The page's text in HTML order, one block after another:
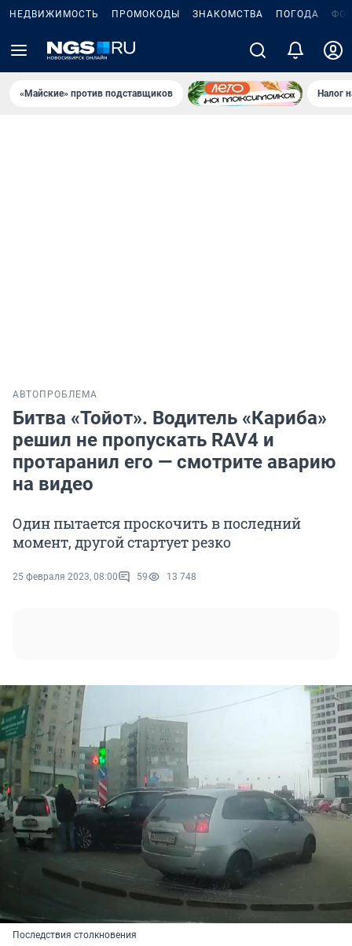
НЕДВИЖИМОСТЬ ПРОМОКОДЫ ЗНАКОМСТВА ПОГОДА
«Майские» против подставщиков Налог
АВТО ПРОБЛЕМА
Битва «Тойот». Водитель «Кариба»
решил не пропускать RAV4 и
протаранил его — смотрите аварию
на видео
Один пытается проскочить в последний
момент, другой стартует резко
25 февраля 2023, 08:00 59 13 748
Последствия столкновения